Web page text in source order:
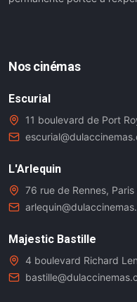
Nos cinémas
Escurial
11 boulevard de Port
L'Arlequin
76 rue de Rennes,
Majestic Bastille
4 boulevard Richard